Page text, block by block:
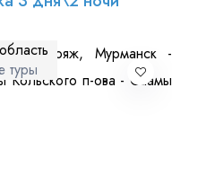
туры